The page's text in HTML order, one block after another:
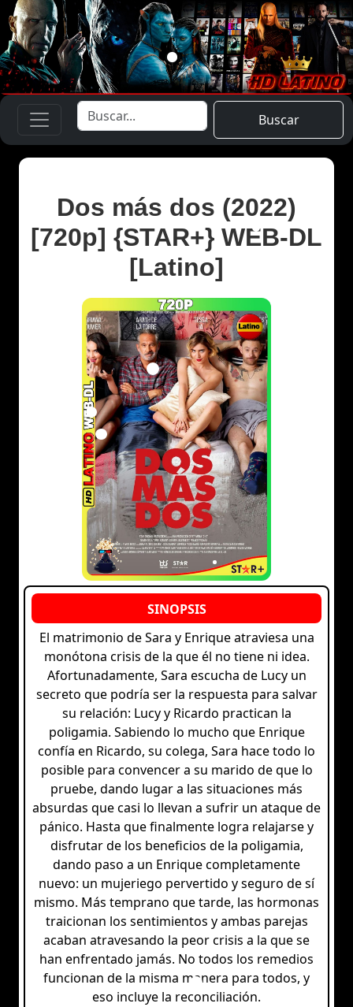
Buscar
Dos más dos (2022)
[720p] {STAR+} WEB-DL
[Latino]
El matrimonio de Sara y Enrique atraviesa una
monótona crisis de la que él no tiene ni idea.
Afortunadamente, Sara escucha de Lucy un
secreto que podría ser la respuesta para salvar
su relación: Lucy y Ricardo practican la
poligamia. Sabiendo lo mucho que Enrique
confía en Ricardo, su colega, Sara hace todo lo
posible para convencer a su marido de que lo
pruebe, dando lugar a las situaciones más
absurdas que casi lo llevan a sufrir un ataque de
pánico. Hasta que finalmente logra relajarse y
disfrutar de los beneficios de la poligamia,
dando paso a un Enrique completamente
nuevo: un mujeriego pervertido y seguro de sí
mismo. Más temprano que tarde, las hormonas
traicionan los sentimientos y ambas parejas
acaban atravesando la peor crisis a la que se
han enfrentado jamás. No todos los remedios
funcionan de la misma manera para todos, y
eso incluye la reconciliación.